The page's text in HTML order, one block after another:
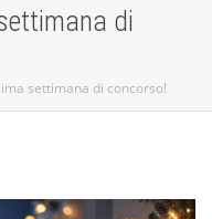
di
settimana di concorso!